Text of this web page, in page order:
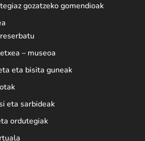
gozatzeko gomendioak
– museoa
eta bisita guneak
eta sarbideak
ordutegiak